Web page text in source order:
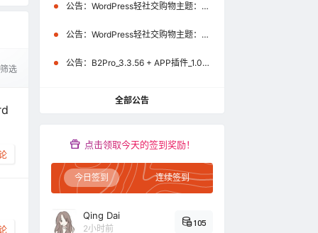
筛选
公告： WordPress轻社交购物主题：B2Pro_3.8.2 + APP插件_1.2.1+uniapp源码_1.2.1（微信小程序\APP）更新通知
公告： WordPress轻社交购物主题：B2Pro_3.4.1 + APP插件_1.1.0+uniapp源码_1.1.0（微信小程序）更新通知
公告： B2Pro_3.3.56 + APP插件_1.0.9+uniapp源码_1.0.9更新公告
全部公告
点击领取今天的签到奖励！
今日签到 连续签到
Qing Dai
2小时前
105